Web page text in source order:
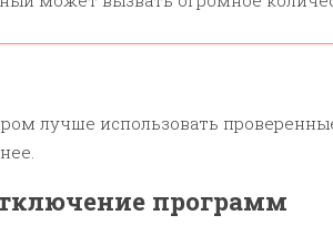
лучше использовать
программ